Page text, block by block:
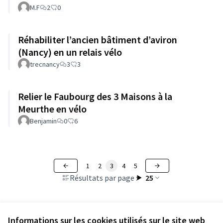
Informations sur les cookies utilisés sur le site web
M.F 2 0
Réhabiliter l’ancien bâtiment d’aviron
(Nancy) en un relais vélo
trecnancy 3 3
Relier le Faubourg des 3 Maisons à la
Meurthe en vélo
Benjamin 0 6
Résultats par page : 25
1 2 3 4 5
Voir toutes les propositions retirées